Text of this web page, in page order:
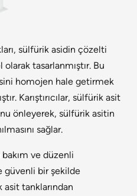
sülfürik asidin çözelti
tasarlanmıştır. Bu
homojen hale getirmek
Karıştırıcılar, sülfürik asit
önleyerek, sülfürik asitin
sağlar.
ve düzenli
güvenli bir şekilde
asit tanklarından